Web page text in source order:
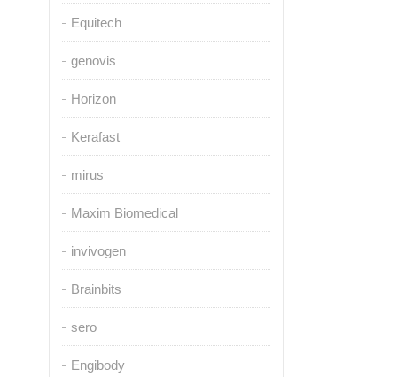
Equitech
genovis
Horizon
Kerafast
mirus
Maxim Biomedical
invivogen
Brainbits
sero
Engibody